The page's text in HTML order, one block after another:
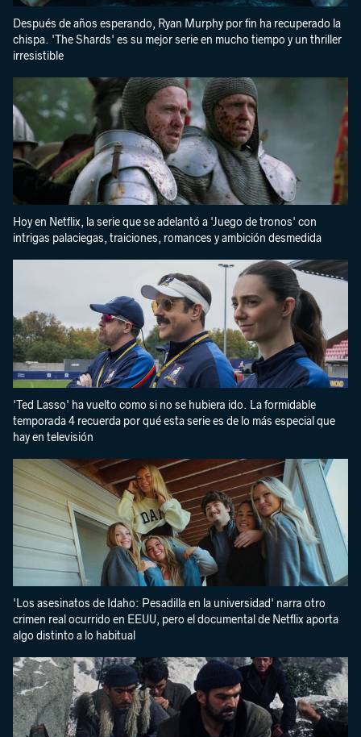
Después de años esperando, Ryan Murphy por fin ha recuperado la
chispa. 'The Shards' es su mejor serie en mucho tiempo y un thriller
irresistible
Hoy en Netflix, la serie que se adelantó a 'Juego de tronos' con
intrigas palaciegas, traiciones, romances y ambición desmedida
'Ted Lasso' ha vuelto como si no se hubiera ido. La formidable
temporada 4 recuerda por qué esta serie es de lo más especial que
hay en televisión
'Los asesinatos de Idaho: Pesadilla en la universidad' narra otro
crimen real ocurrido en EEUU, pero el documental de Netflix aporta
algo distinto a lo habitual